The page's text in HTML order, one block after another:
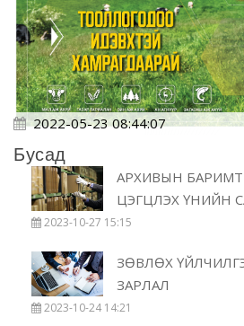
2022-05-23 08:44:07
Бусад
АРХИВЫН
ЦЭГЦЛЭХ ҮНИЙН
2023-10-27 15:15
ЗӨВЛӨХ
ЗАРЛАЛ
2023-10-24 14:21